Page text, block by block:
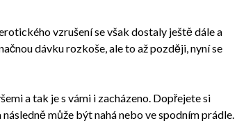
vzrušení se však dostaly ještě dále a
dávku rozkoše, ale to až později, nyní se
a tak je s vámi i zacházeno. Dopřejete si
může být nahá nebo ve spodním prádle.